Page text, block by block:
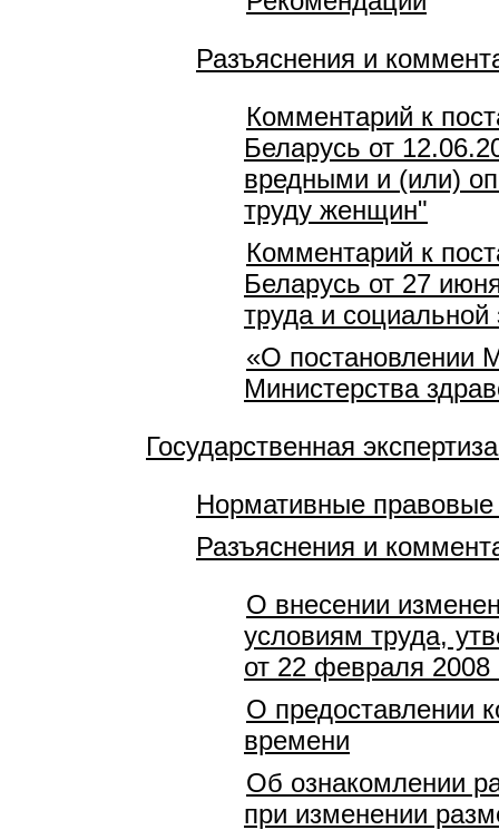
Разъяснения и
Комментарий к
Беларусь от
вредными и (или)
труду женщин"
Комментарий к
Беларусь от 27
труда и
«О постановлении
Министерства
Государственная
Нормативные правовые
Разъяснения и
О внесении
условиям труда,
от 22 февраля 2008
О предоставлении
времени
Об ознакомлении
при изменении